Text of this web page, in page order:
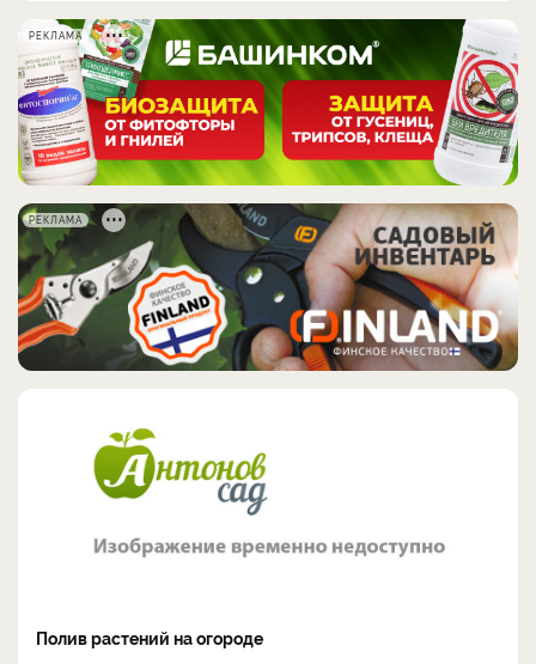
РЕКЛАМА
РЕКЛАМА
​Полив растений на огороде